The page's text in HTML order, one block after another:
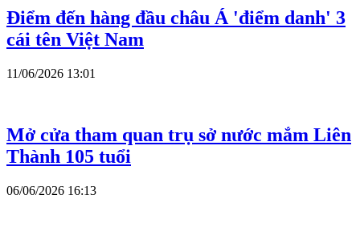
Điểm đến hàng đầu châu Á 'điểm danh' 3
cái tên Việt Nam
11/06/2026 13:01
Mở cửa tham quan trụ sở nước mắm Liên
Thành 105 tuổi
06/06/2026 16:13